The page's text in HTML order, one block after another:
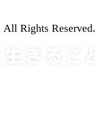
Rights Reserved.